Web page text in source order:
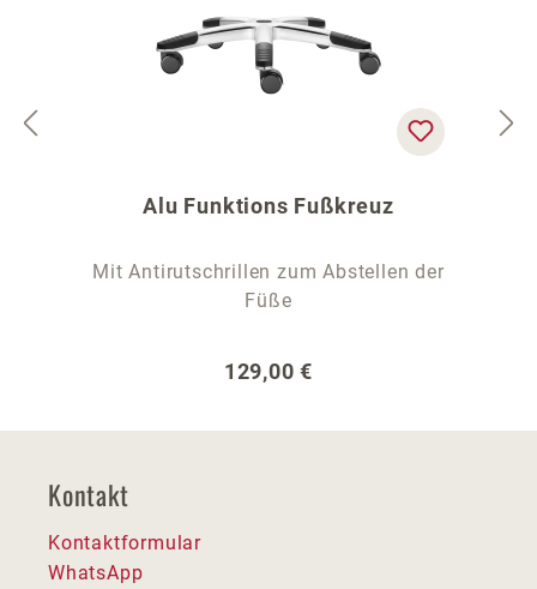
Alu Funktions Fußkreuz
Mit Antirutschrillen zum Abstellen der
Füße
Regulärer Preis:
129,00 €
Kontakt
Kontaktformular
WhatsApp